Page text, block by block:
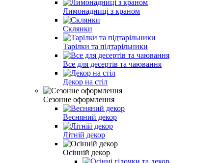
Лимонадниці з краном
Склянки
Тарілки та підтарільники
Все для десертів та чаювання
Декор на стіл
Сезонне оформлення
Весняний декор
Літній декор
Осінній декор